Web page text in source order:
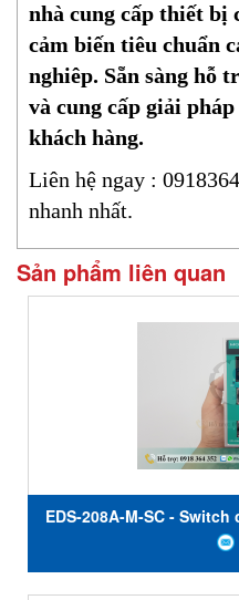
nhà cung cấp thiết bị
cảm biến tiêu chuẩn
nghiêp. Sẵn sàng hỗ
và cung cấp giải
khách hàng.
Liên hệ ngay :
nhanh nhất.
Sản phẩm liên quan
EDS-208A-M-SC -
cổng giá rẻ,